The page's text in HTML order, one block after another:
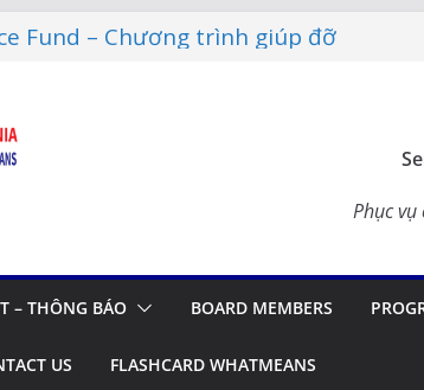
Fund – Chương trình giúp đỡ
Apps – Ứng Dụng Ôn
Update in Vietnam
– TẾT SẺ CHIA CÙNG CÁC
Phục
– THÔNG BÁO BOARD MEMBERS
US FLASHCARD WHATMEANS